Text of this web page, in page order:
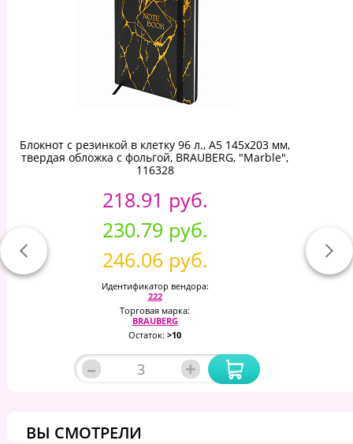
Блокнот с резинкой в клетку 96 л., А5 145х203 мм,
твердая обложка с фольгой, BRAUBERG, "Marble",
116328
218.91 руб.
230.79 руб.
246.06 руб.
Идентификатор вендора:
222
Торговая марка:
BRAUBERG
Остаток: >10
– +
ВЫ СМОТРЕЛИ